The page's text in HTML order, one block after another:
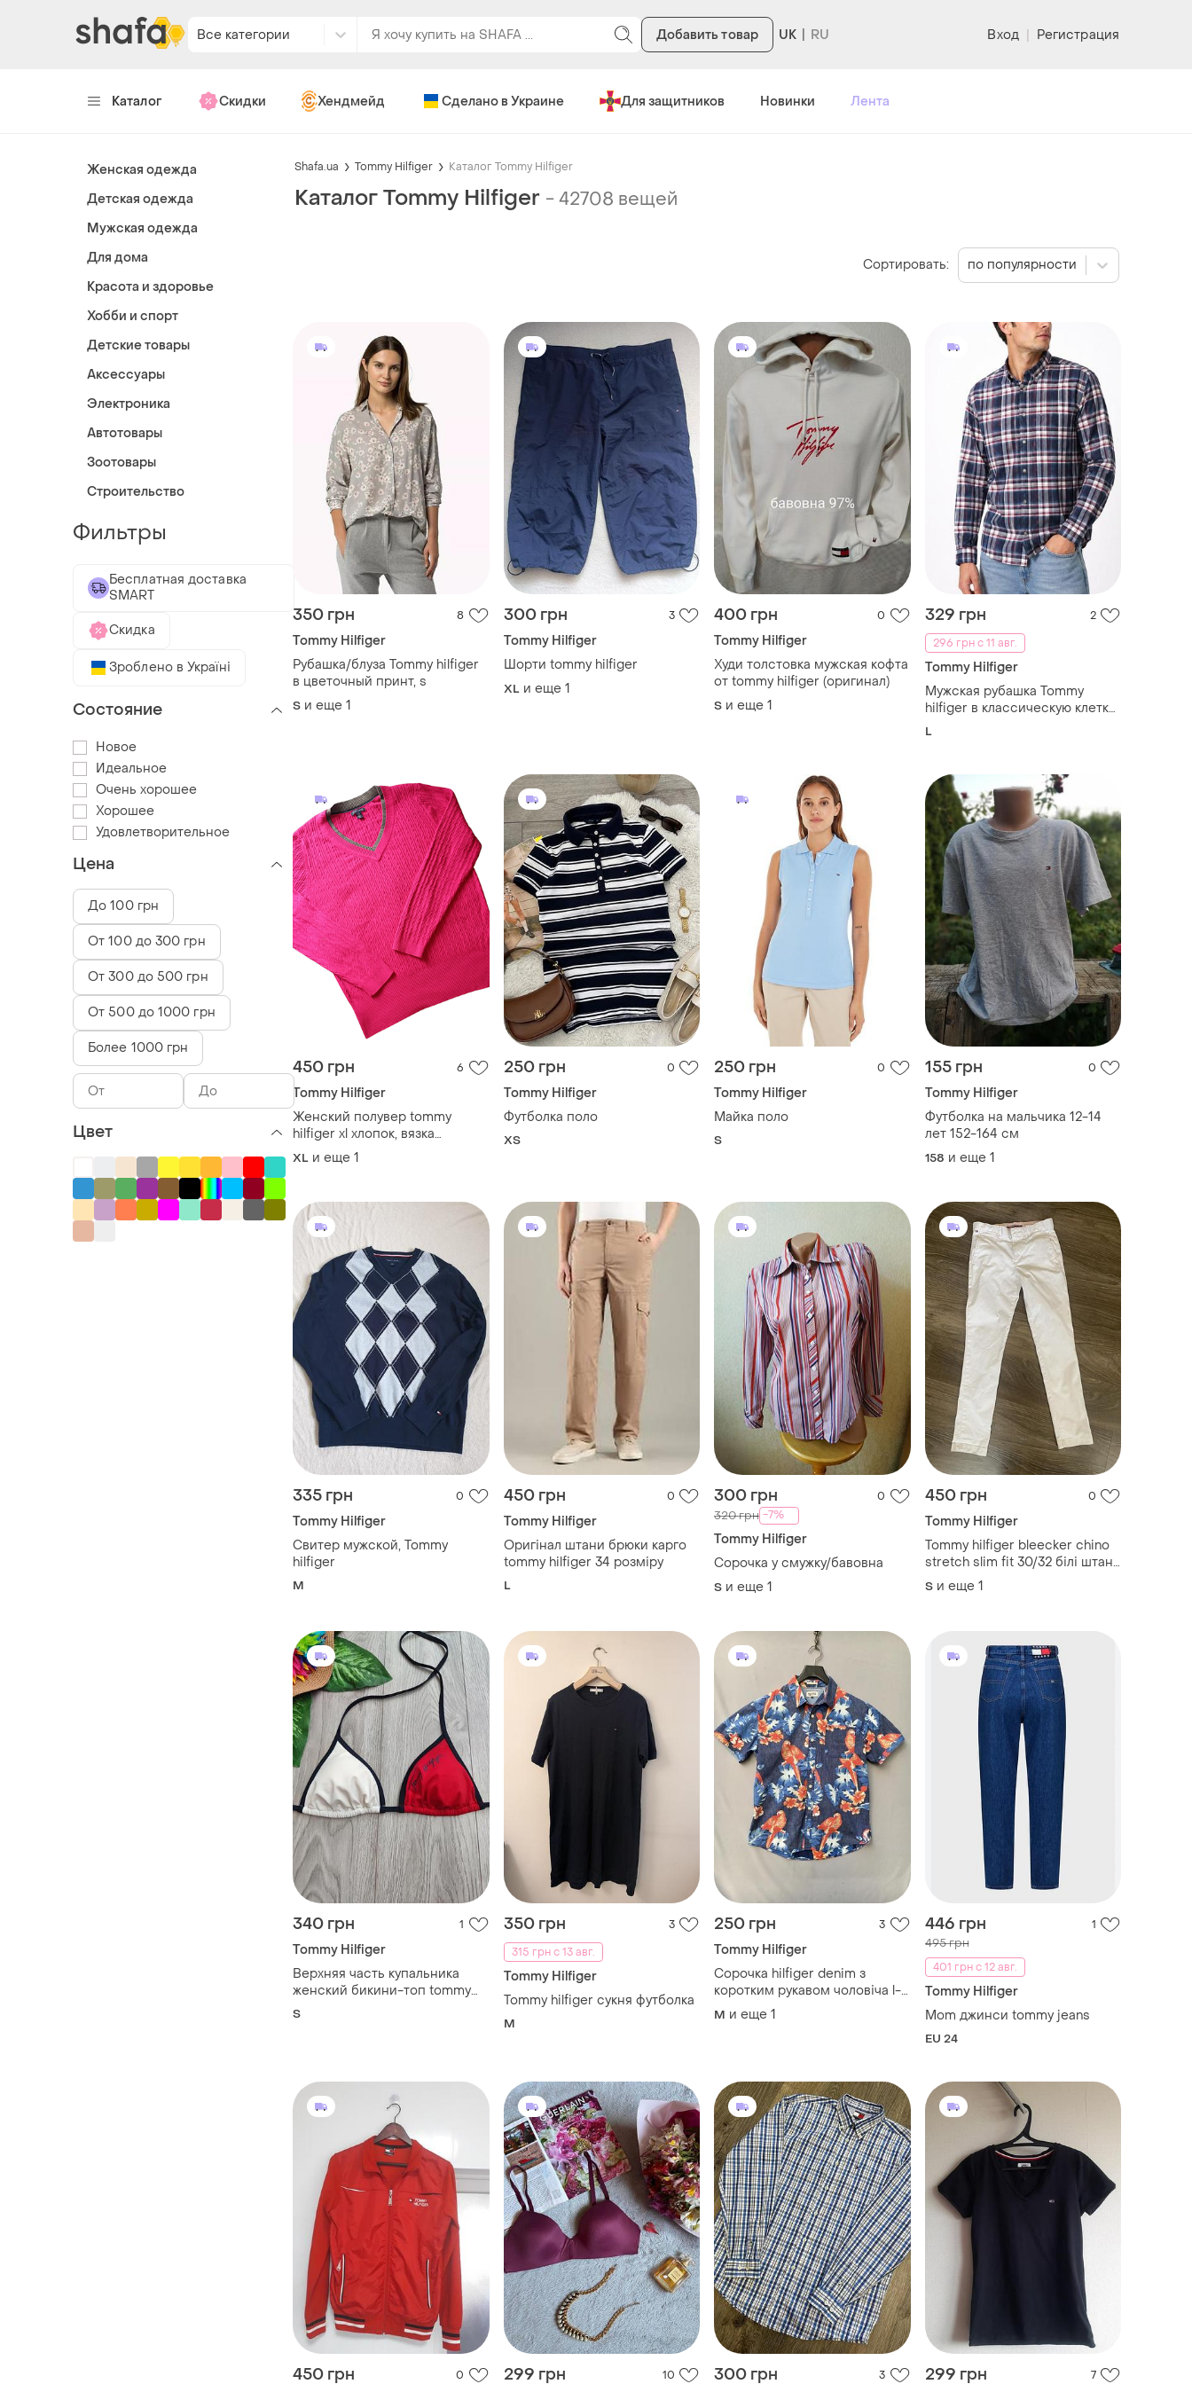
Все категории Добавить товар UK Вход | Регистрация
Каталог Скидки Хендмейд Сделано в Украине Для защитников Новинки Лента
Shafa.ua Tommy Hilfiger Каталог Tommy Hilfiger
Каталог Tommy Hilfiger -42708 вещей
350 грн 8
Tommy Hilfiger
Рубашка/блуза Tommy hilfiger
в цветочный принт, s
S и еще 1
300 грн 3
Tommy Hilfiger
Шорти tommy hilfiger
XL и еще 1
400 грн 0
Tommy Hilfiger
Худи толстовка мужская кофта
от tommy hilfiger (оригинал)
S и еще 1
329 грн
2
296 грн с 11 авг.
Tommy Hilfiger
Мужская рубашка Tommy
hilfiger в классическую клетку
размер l
L
450 грн 6
Tommy Hilfiger
Женский полувер tommy
hilfiger xl хлопок, вязка
косичка, цвет фуксия
XL и еще 1
250 грн 0
Tommy Hilfiger
Футболка поло
ХS
250 грн 0
Tommy Hilfiger
Майка поло
S
155 грн 0
Tommy Hilfiger
Футболка на мальчика 12-14
лет 152-164 см
158 и еще 1
335 грн 0
Tommy Hilfiger
Свитер мужской, Tommy
hilfiger
M
450 грн 0
Tommy Hilfiger
Оригінал штани брюки карго
tommy hilfiger 34 розміру
L
300 грн 0
320 грн -7%
Tommy Hilfiger
Сорочка у смужку/бавовна
S и еще 1
450 грн 0
Tommy Hilfiger
Tommy hilfiger bleecker chino
stretch slim fit 30/32 білі штани
чінос
S и еще 1
340 грн 1
Tommy Hilfiger
Верхняя часть купальника
женский бикини-топ tommy
hilfiger имеет классический
S
350 грн
3
315 грн с 13 авг.
Tommy Hilfiger
Tommy hilfiger сукня футболка
M
250 грн 3
Tommy Hilfiger
Сорочка hilfiger denim з
коротким рукавом чоловіча l-
ка шведка
M и еще 1
446 грн 1
495 грн
401 грн с 12 авг.
Tommy Hilfiger
Mom джинси tommy jeans
EU 24
450 грн 0 299 грн 10 300 грн 3 299 грн
7
Сортировать: по популярности
Женская одежда
Детская одежда
Мужская одежда
Для дома
Красота и здоровье
Хобби и спорт
Детские товары
Аксессуары
Электроника
Автотовары
Зоотовары
Строительство
Фильтры
Бесплатная доставка
SMART
Скидка
Зроблено в Україні
Состояние
Новое
Идеальное
Очень хорошее
Хорошее
Удовлетворительное
Цена
До 100 грн
От 100 до 300 грн
От 300 до 500 грн
От 500 до 1000 грн
Более 1000 грн
Цвет